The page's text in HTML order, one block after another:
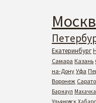
Екатеринбург
Самара Казань
на-Дону Уфа
Воронеж
Барнаул
Ульяновск